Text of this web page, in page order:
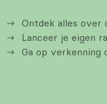
Ontdek alles over
Lanceer je eigen
Ga op verkenning